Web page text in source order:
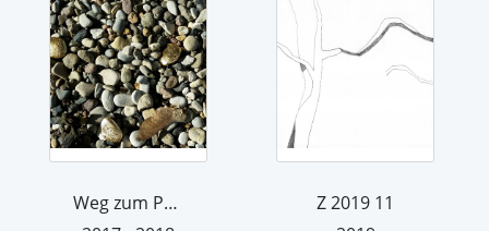
Weg zum Paradies
Z 2019 11